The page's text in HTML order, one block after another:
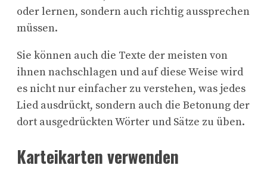
oder lernen, sondern auch richtig aussprechen
müssen.
Sie können auch die Texte der meisten von
ihnen nachschlagen und auf diese Weise wird
es nicht nur einfacher zu verstehen, was jedes
Lied ausdrückt, sondern auch die Betonung der
dort ausgedrückten Wörter und Sätze zu üben.
Karteikarten verwenden